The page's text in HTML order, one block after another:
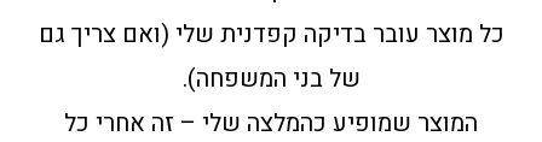
כל מוצר עובר בדיקה קפדנית שלי (ואם צריך גם
של בני המשפחה).
המוצר שמופיע כהמלצה שלי – זה אחרי כל